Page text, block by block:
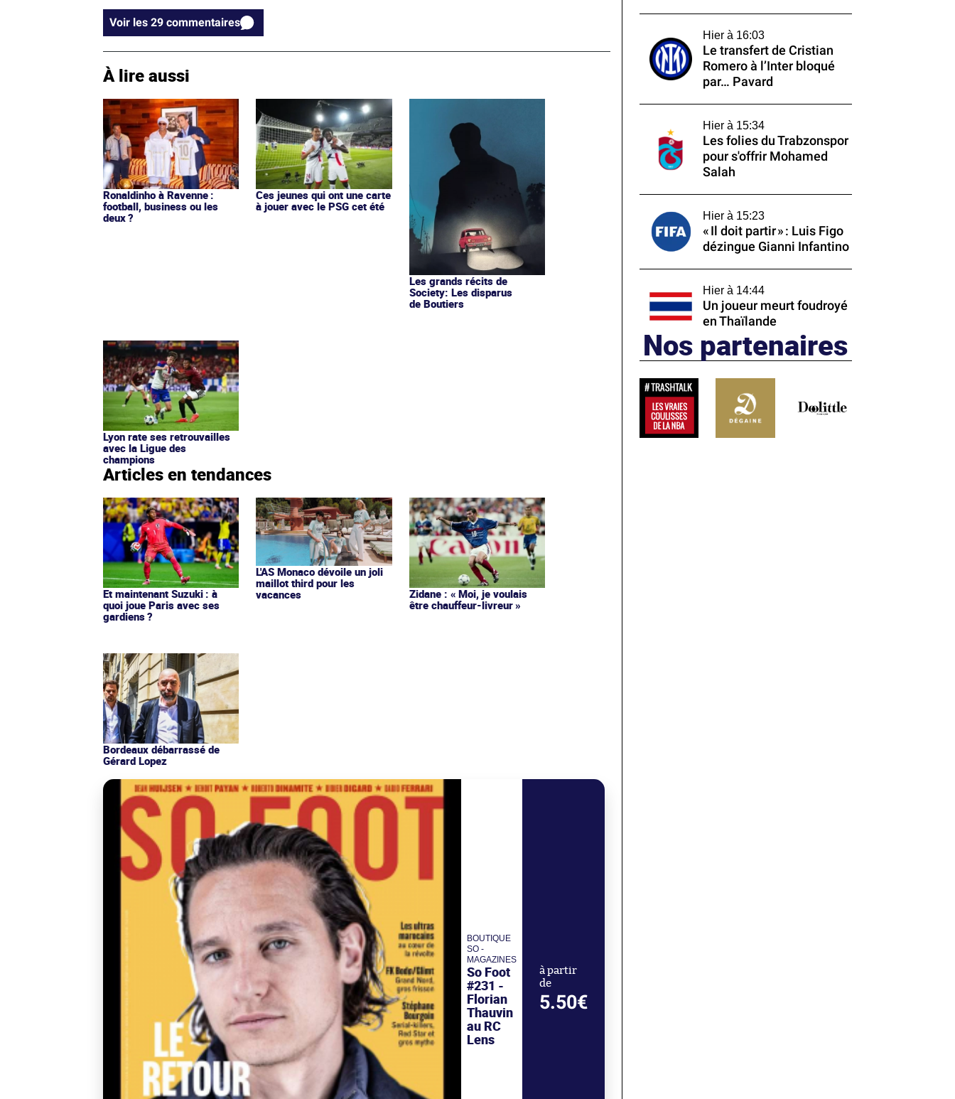
Voir les 29 commentaires
À lire aussi
Ronaldinho à Ravenne :
football, business ou les
deux ?
Ces jeunes qui ont une carte
à jouer avec le PSG cet été
Les grands récits de
Society: Les disparus
de Boutiers
Lyon rate ses retrouvailles
avec la Ligue des
champions
Articles en tendances
Et maintenant Suzuki : à
quoi joue Paris avec ses
gardiens ?
L'AS Monaco dévoile un joli
maillot third pour les
vacances
Zidane : « Moi, je voulais
être chauffeur-livreur »
Bordeaux débarrassé de
Gérard Lopez
BOUTIQUE
SO -
MAGAZINES
So Foot
#231 -
Florian
Thauvin
au RC
Lens
à partir
de
5.50€
Hier à 16:03
Le transfert de Cristian
Romero à l’Inter bloqué
par… Pavard
Hier à 15:34
Les folies du Trabzonspor
pour s'offrir Mohamed
Salah
Hier à 15:23
« Il doit partir » : Luis Figo
dézingue Gianni Infantino
Hier à 14:44
Un joueur meurt foudroyé
en Thaïlande
Nos partenaires